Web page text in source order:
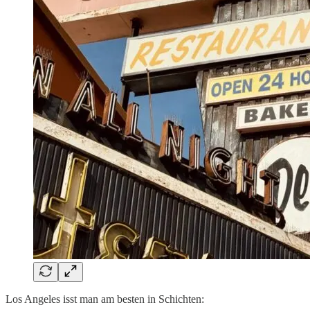
Los Angeles isst man am besten in Schichten: